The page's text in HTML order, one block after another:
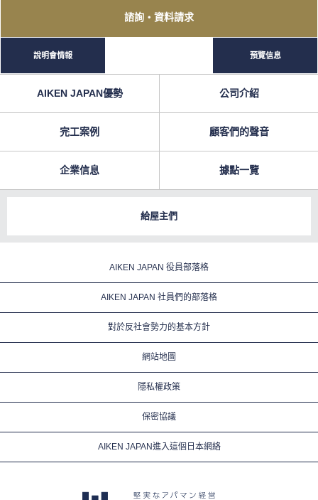
諮詢 ・資料請求
說明會情報 預覽信息
AIKEN JAPAN優勢 公司介紹
完工案例 顧客們的聲音
企業信息 據點一覽
給屋主們
AIKEN JAPAN 役員部落格
AIKEN JAPAN 社員們的部落格
對於反社會勢力的基本方針
網站地圖
隱私權政策
保密協議
AIKEN JAPAN進入這個日本網絡